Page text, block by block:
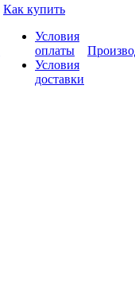
Как купить
Условия
оплаты
Условия
доставки